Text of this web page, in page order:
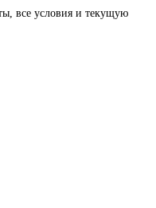
все условия и текущую